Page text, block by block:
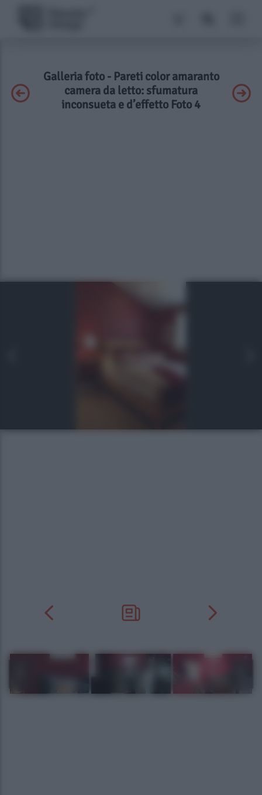
Galleria foto - Pareti color amaranto
camera da letto: sfumatura
inconsueta e d’effetto Foto 4